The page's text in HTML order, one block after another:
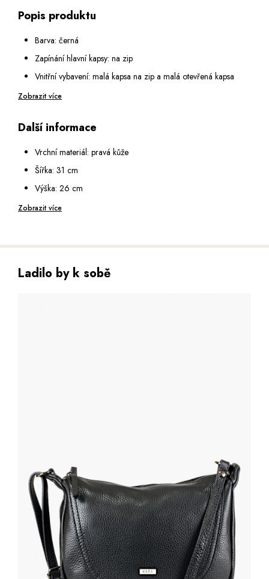
Popis produktu
Barva: černá
Zapínání hlavní kapsy: na zip
Vnitřní vybavení: malá kapsa na zip a malá otevřená kapsa
Na zadní straně: kapsa na zip
Zobrazit více
Další informace
Vrchní materiál: pravá kůže
Šířka: 31 cm
Výška: 26 cm
Hloubka: 9 cm
Zobrazit více
Ladilo by k sobě